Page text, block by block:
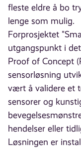
fleste eldre å bo
lenge som mulig.
Forprosjektet
utgangspunkt i
Proof of Concept
sensorløsning
vært å validere et
sensorer og
hendelser eller
Løsningen er